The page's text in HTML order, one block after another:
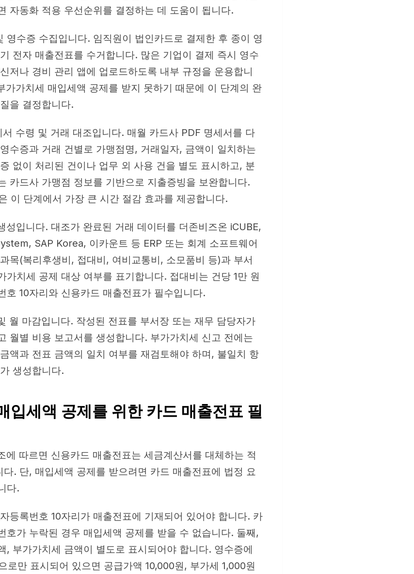
자동화 적용 우선순위를 결정하는 데 도움이 됩니다.
영수증 수집입니다. 임직원이 법인카드로 결제한 후 종이 영
전자 매출전표를 수거합니다. 많은 기업이 결제 즉시 영수
저나 경비 관리 앱에 업로드하도록 내부 규정을 운용합니
가가치세 매입세액 공제를 받지 못하기 때문에 이 단계의 완
을 결정합니다.
수령 및 거래 대조입니다. 매월 카드사 PDF 명세서를 다
수증과 거래 건별로 가맹점명, 거래일자, 금액이 일치하는
없이 처리된 건이나 업무 외 사용 건을 별도 표시하고, 분
카드사 가맹점 정보를 기반으로 지출증빙을 보완합니다.
이 단계에서 가장 큰 시간 절감 효과를 제공합니다.
성입니다. 대조가 완료된 거래 데이터를 더존비즈온 iCUBE,
SAP Korea, 이카운트 등 ERP 또는 회계 소프트웨어
목(복리후생비, 접대비, 여비교통비, 소모품비 등)과 부서
가치세 공제 대상 여부를 표기합니다. 접대비는 건당 1만 원
호 10자리와 신용카드 매출전표가 필수입니다.
월 마감입니다. 작성된 전표를 부서장 또는 재무 담당자가
월별 비용 보고서를 생성합니다. 부가가치세 신고 전에는
액과 전표 금액의 일치 여부를 재검토해야 하며, 불일치 항
생성합니다.
입세액 공제를 위한 카드 매출전표 필
에 따르면 신용카드 매출전표는 세금계산서를 대체하는 적
다. 단, 매입세액 공제를 받으려면 카드 매출전표에 법정 요
다.
등록번호 10자리가 매출전표에 기재되어 있어야 합니다. 카
호가 누락된 경우 매입세액 공제를 받을 수 없습니다. 둘째,
, 부가가치세 금액이 별도로 표시되어야 합니다. 영수증에
로만 표시되어 있으면 공급가액 10,000원, 부가세 1,000원